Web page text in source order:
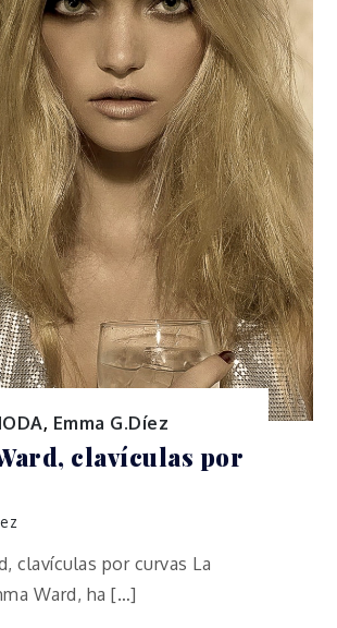
, Emma G.Díez
clavículas por
clavículas por curvas La
Ward, ha […]